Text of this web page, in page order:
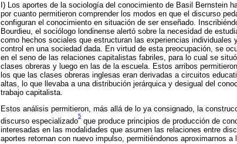
I) Los aportes de la sociología del conocimiento de Basil Bernstein
por cuanto permitieron comprender los modos en que el discurso
configuran el conocimiento en situación de ser enseñado.
Bourdieu, el sociólogo londinense alertó sobre la necesidad de
como hechos sociales que estructuran las experiencias individuales
control en una sociedad dada. En virtud de esta preocupación, se
en el seno de las relaciones capitalistas fabriles, para lo cual se
clases obreras y luego en las de la escuela. Estos arribos
los que las clases obreras inglesas eran derivadas a circuitos
altas, lo que llevaba a una distribución jerárquica y desigual del
trabajo capitalista.
Estos análisis permitieron, más allá de lo ya consignado, la
discurso especializado
5
que produce principios de producción de
interesadas en las modalidades que asumen las relaciones entre
aportes retornan con nuevo impulso, permitiéndonos aproximarnos